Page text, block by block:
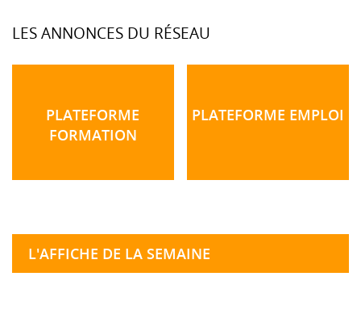
LES ANNONCES DU RÉSEAU
PLATEFORME
FORMATION
PLATEFORME EMPLOI
L'AFFICHE DE LA SEMAINE